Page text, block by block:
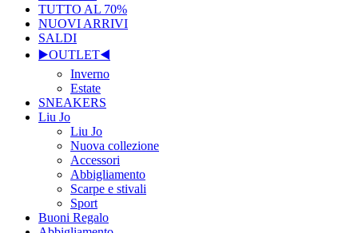
TUTTO AL 70%
NUOVI ARRIVI
SALDI
▶️OUTLET◀️
Inverno
Estate
SNEAKERS
Liu Jo
Liu Jo
Nuova collezione
Accessori
Abbigliamento
Scarpe e stivali
Sport
Buoni Regalo